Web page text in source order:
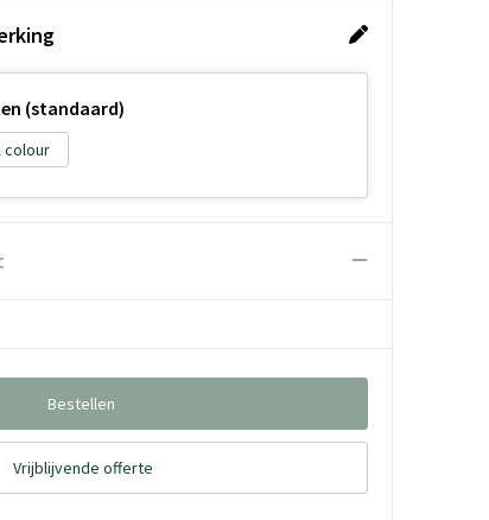
(standaard)
colour
Bestellen
Vrijblijvende offerte